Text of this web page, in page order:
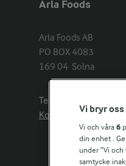
Arla Foods
Arla Foods AB
PO BOX 4083
169 04  Solna
Telefon:
Kontakta oss
Vi bryr
Vi och våra 6
din enhet .
under ”Vi
samtycke